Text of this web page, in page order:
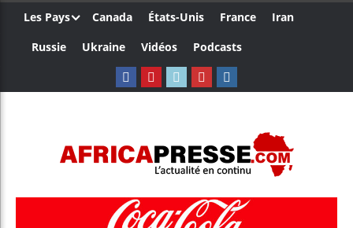
Les Pays Canada États-Unis France
Iran
Russie
Ukraine Vidéos Podcasts